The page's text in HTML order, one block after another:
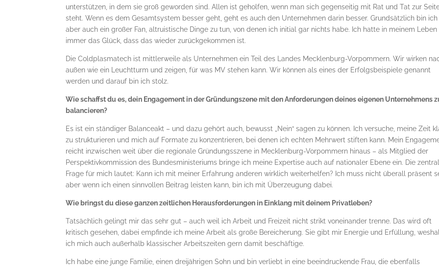
unterstützen, in dem sie groß geworden sind. Allen ist geholfen, wenn man sich gegenseitig mit Rat und Tat zur
steht. Wenn es dem Gesamtsystem besser geht, geht es auch den Unternehmen darin besser. Grundsätzlich bin ich
aber auch ein großer Fan, altruistische Dinge zu tun, von denen ich initial gar nichts habe. Ich hatte in meinem Leben
immer das Glück, dass das wieder zurückgekommen ist.
Die Coldplasmatech ist mittlerweile als Unternehmen ein Teil des Landes Mecklenburg-Vorpommern. Wir wirken
außen wie ein Leuchtturm und zeigen, für was MV stehen kann. Wir können als eines der Erfolgsbeispiele genannt
werden und darauf bin ich stolz.
Wie schaffst du es, dein Engagement in der Gründungszene mit den Anforderungen deines eigenen Unternehmens
balancieren?
Es ist ein ständiger Balanceakt – und dazu gehört auch, bewusst „Nein“ sagen zu können. Ich versuche, meine Zeit
zu strukturieren und mich auf Formate zu konzentrieren, bei denen ich echten Mehrwert stiften kann. Mein
reicht inzwischen weit über die regionale Gründungsszene in Mecklenburg-Vorpommern hinaus – als Mitglied der
Perspektivkommission des Bundesministeriums bringe ich meine Expertise auch auf nationaler Ebene ein. Die
Frage für mich lautet: Kann ich mit meiner Erfahrung anderen wirklich weiterhelfen? Ich muss nicht überall präsent
aber wenn ich einen sinnvollen Beitrag leisten kann, bin ich mit Überzeugung dabei.
Wie bringst du diese ganzen zeitlichen Herausforderungen in Einklang mit deinem Privatleben?
Tatsächlich gelingt mir das sehr gut – auch weil ich Arbeit und Freizeit nicht strikt voneinander trenne. Das wird oft
kritisch gesehen, dabei empfinde ich meine Arbeit als große Bereicherung. Sie gibt mir Energie und Erfüllung,
ich mich auch außerhalb klassischer Arbeitszeiten gern damit beschäftige.
Ich habe eine junge Familie, einen dreijährigen Sohn und bin verliebt in eine beeindruckende Frau, die ebenfalls